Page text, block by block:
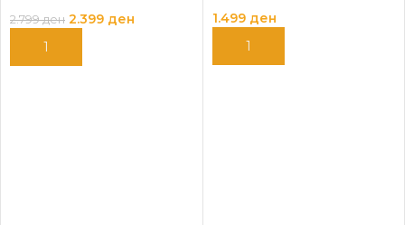
2.799ден 2.399 ден
ДОДАЈ ВО КОШНИЦА
1.499 ден
ДОДАЈ ВО КОШНИЦА